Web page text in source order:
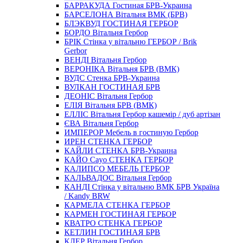
БАРРАКУДА Гостиная БРВ-Украина
БАРСЕЛОНА Вітальня ВМК (БРВ)
БЛЭКВУД ГОСТИНАЯ ГЕРБОР
БОРДО Вітальня Гербор
БРІК Стінка у вітальню ГЕРБОР / Brik
Gerbor
ВЕНДІ Вітальня Гербор
ВЕРОНIКА Вітальня БРВ (ВМК)
ВУДС Стенка БРВ-Украина
ВУЛКАН ГОСТИНАЯ БРВ
ДЕОНІС Вітальня Гербор
ЕЛIЯ Вітальня БРВ (ВМК)
ЕЛЛІС Вітальня Гербор кашемір / дуб артізан
ЄВА Вітальня Гербор
ИМПЕРОР Мебель в гостиную Гербор
ИРЕН СТЕНКА ГЕРБОР
КАЙЛИ СТЕНКА БРВ-Украина
КАЙО Cayo СТЕНКА ГЕРБОР
КАЛИПСО МЕБЕЛЬ ГЕРБОР
КАЛЬВАДОС Вітальня Гербор
КАНДІ Стінка у вітальню ВМК БРВ Україна
/ Kandy BRW
КАРМЕЛА СТЕНКА ГЕРБОР
КАРМЕН ГОСТИНАЯ ГЕРБОР
КВАТРО СТЕНКА ГЕРБОР
КЕТЛИН ГОСТИНАЯ БРВ
КЛЕР Вітальня Гербор